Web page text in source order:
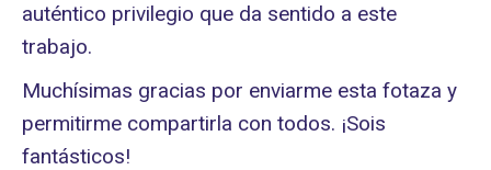
auténtico privilegio que da sentido a este
trabajo.
Muchísimas gracias por enviarme esta fotaza y
permitirme compartirla con todos. ¡Sois
fantásticos!